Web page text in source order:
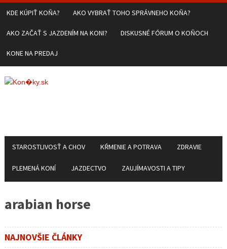
KDE KÚPIŤ KOŇA? AKO VYBRAŤ TOHO SPRÁVNEHO KOŇA?
AKO ZAČAŤ S JAZDENÍM NA KONI? DISKUSNÉ FÓRUM O KOŇOCH
KONE NA PREDAJ
STAROSTLIVOSŤ A CHOV KŔMENIE A POTRAVA ZDRAVIE
PLEMENÁ KONÍ JAZDECTVO ZAUJÍMAVOSTI A TIPY
arabian horse
NAJNOVŠIE ČLÁNKY